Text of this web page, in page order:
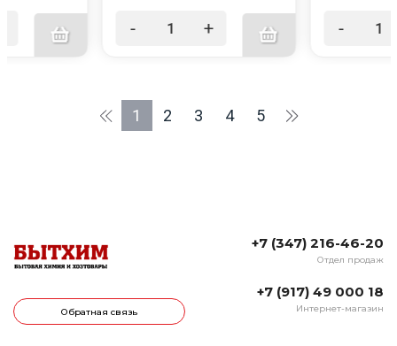
- + -
1 2 3 4 5
Обратная связь
+7 (347) 216-46-20
Отдел продаж
+7 (917) 49 000 18
Интернет-магазин